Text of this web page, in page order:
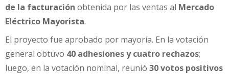
de la facturación obtenida por las ventas al Mercado
Eléctrico Mayorista.
El proyecto fue aprobado por mayoría. En la votación
general obtuvo 40 adhesiones y cuatro rechazos;
luego, en la votación nominal, reunió 30 votos positivos